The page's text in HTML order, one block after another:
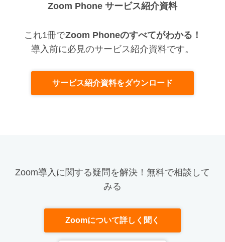
Zoom Phone サービス紹介資料
これ1冊でZoom Phoneのすべてがわかる！
導入前に必見のサービス紹介資料です。
サービス紹介資料をダウンロード
Zoom導入に関する疑問を解決！無料で相談して
みる
Zoomについて詳しく聞く